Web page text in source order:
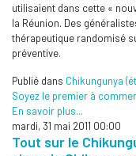
utilisaient dans cette «
la Réunion. Des
thérapeutique randomisé
préventive.
Publié dans Chikungunya
Soyez le premier à
En savoir plus...
mardi, 31 mai 2011 00:00
Tout sur le